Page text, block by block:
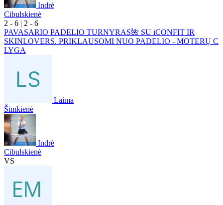
Indrė
Cibulskienė
2 - 6 | 2 - 6
PAVASARIO PADELIO TURNYRAS🌺 SU iCONFIT IR
SKINLOVERS. PRIKLAUSOMI NUO PADELIO - MOTERŲ C
LYGA
Laima
Šimkienė
Indrė
Cibulskienė
VS